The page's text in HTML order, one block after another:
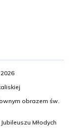
obrazem św.
Młodych